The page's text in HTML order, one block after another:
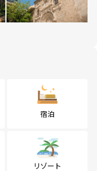
宿泊
リゾート